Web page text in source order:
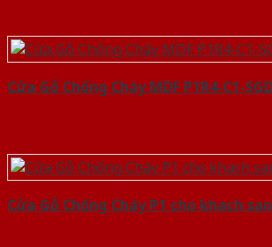
Cửa Gỗ Chống Cháy MDF P1R4-C1-
Cửa Gỗ Chống Cháy P1 cho khach